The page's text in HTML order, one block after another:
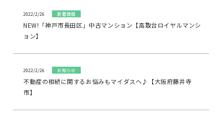
2022/2/26 新着情報
NEW!「神戸市長田区」中古マンション【高取台ロイヤルマンシ
ョン】
2022/2/26 お知らせ
不動産の相続に関するお悩みもマイダスへ♪【大阪府藤井寺
市】